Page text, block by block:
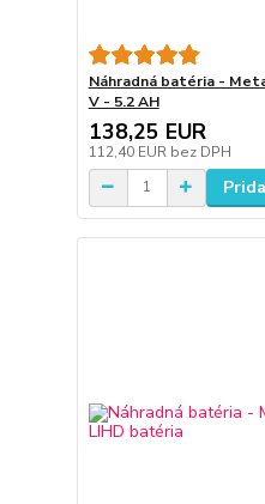
Náhradná batéria -
V - 5.2 AH
138,25 EUR
112,40 EUR bez DPH